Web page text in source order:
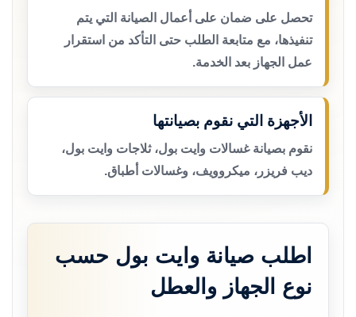
تحصل على ضمان على أعمال الصيانة التي يتم
تنفيذها، مع متابعة الطلب حتى التأكد من استقرار
عمل الجهاز بعد الخدمة.
الأجهزة التي نقوم بصيانتها
نقوم بصيانة غسالات وايت بول، ثلاجات وايت بول،
ديب فريزر، ميكروويف، وغسالات أطباق.
اطلب صيانة وايت بول حسب
نوع الجهاز والعطل